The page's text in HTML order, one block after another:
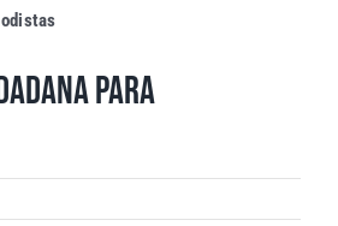
PARA